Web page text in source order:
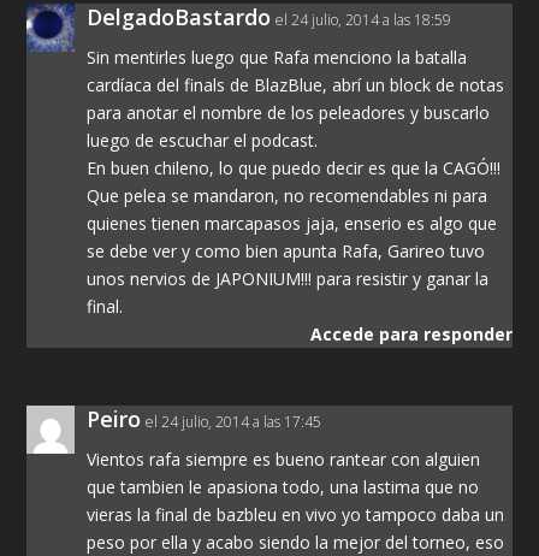
DelgadoBastardo el 24 julio, 2014 a las 18:59
Sin mentirles luego que Rafa menciono la batalla
cardíaca del finals de BlazBlue, abrí un block de notas
para anotar el nombre de los peleadores y buscarlo
luego de escuchar el podcast.
En buen chileno, lo que puedo decir es que la CAGÓ!!!
Que pelea se mandaron, no recomendables ni para
quienes tienen marcapasos jaja, enserio es algo que
se debe ver y como bien apunta Rafa, Garireo tuvo
unos nervios de JAPONIUM!!! para resistir y ganar la
final.
Accede para responder
Peiro el 24 julio, 2014 a las 17:45
Vientos rafa siempre es bueno rantear con alguien
que tambien le apasiona todo, una lastima que no
vieras la final de bazbleu en vivo yo tampoco daba un
peso por ella y acabo siendo la mejor del torneo, eso